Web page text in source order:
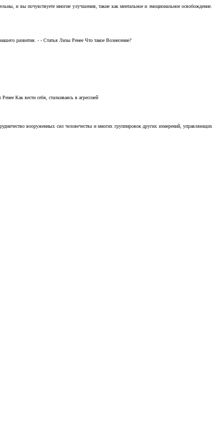
и вы почувствуете многие улучшения, такие как ментальное и эмоциональное освобождение.
развития. - - Статья Лизы Ренее Что такое Вознесение?
Как вести себя, сталкиваясь в агрессией
вооруженных сил человечества и многих группировок других измерений, управляющих